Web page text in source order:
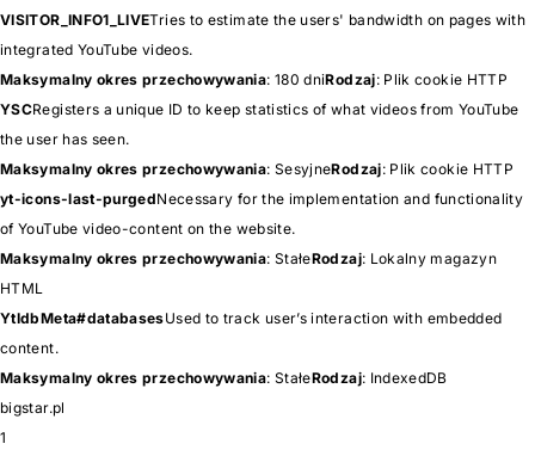
VISITOR_INFO1_LIVETries to estimate the users' bandwidth on pages with
integrated YouTube videos.
Maksymalny okres przechowywania: 180 dniRodzaj: Plik cookie HTTP
YSCRegisters a unique ID to keep statistics of what videos from YouTube
the user has seen.
Maksymalny okres przechowywania: SesyjneRodzaj: Plik cookie HTTP
yt-icons-last-purgedNecessary for the implementation and functionality
of YouTube video-content on the website.
Maksymalny okres przechowywania: StałeRodzaj: Lokalny magazyn
HTML
YtIdbMeta#databasesUsed to track user’s interaction with embedded
content.
Maksymalny okres przechowywania: StałeRodzaj: IndexedDB
bigstar.pl
1